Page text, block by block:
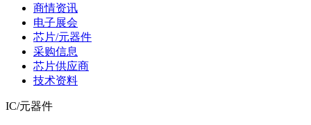
商情资讯
电子展会
芯片/元器件
采购信息
芯片供应商
技术资料
IC/元器件